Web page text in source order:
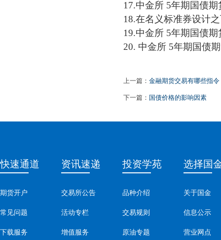
17.中金所 5年期国债
18.在名义标准券设计
19.中金所 5年期国债
20. 中金所 5年期国债
上一篇： 金融期货交易有哪些指令
下一篇： 国债价格的影响因素
快速通道
期货开户
常见问题
下载服务
资讯速递
交易所公告
活动专栏
增值服务
投资学苑
品种介绍
交易规则
原油专题
选择国
关于国金
信息公示
营业网点